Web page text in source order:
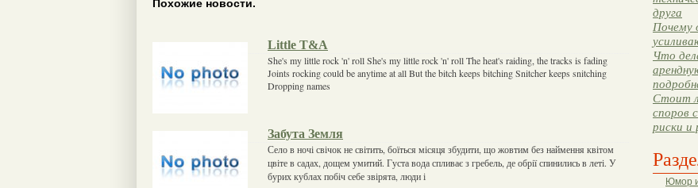
друга
Почему
Что
Стоит
споров
риски и
Юмор
Похожие новости.
Little T&A
She's my little rock 'n' roll She's my little rock 'n' roll The heat's raiding, the tracks is fading
Joints rocking could be anytime at all But the bitch keeps bitching Snitcher keeps snitching
Dropping names
Забута Земля
Село в ночі свічок не світить, боїться місяця збудити, що жовтим без наймення квітом
цвіте в садах, дощем умитий. Густа вода спливає з гребель, де обрії спинились в леті. У
бурих кублах побіч себе звірята, люди і